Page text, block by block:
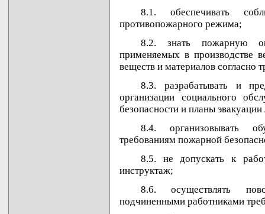
8.1. обеспечивать
противопожарного режима;
8.2. знать пожарную
применяемых в производстве
веществ и материалов согласно
8.3. разрабатывать и
организации социального
безопасности и планы
8.4. организовывать
требованиям пожарной
8.5. не допускать к
инструктаж;
8.6. осуществлять
подчиненными работниками